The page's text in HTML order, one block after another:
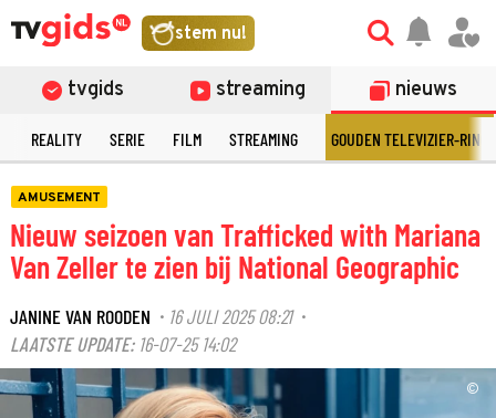
stem nu!
tvgids streaming nieuws
REALITY SERIE FILM STREAMING GOUDEN TELEVIZIER-RING
AMUSEMENT
Nieuw seizoen van Trafficked with Mariana
Van Zeller te zien bij National Geographic
JANINE VAN ROODEN · 16 JULI 2025 08:21·
LAATSTE UPDATE: 16-07-25 14:02
©